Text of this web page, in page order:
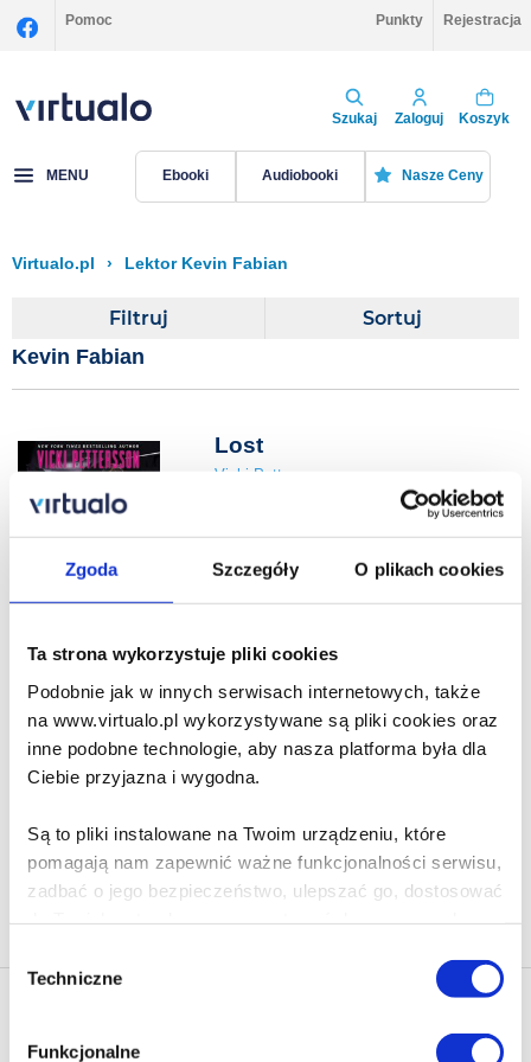
Zgoda Szczegóły O plikach cookies
Ta strona wykorzystuje pliki cookies
Podobnie jak w innych serwisach internetowych, także
na www.virtualo.pl wykorzystywane są pliki cookies oraz
inne podobne technologie, aby nasza platforma była dla
Ciebie przyjazna i wygodna.
Są to pliki instalowane na Twoim urządzeniu, które
pomagają nam zapewnić ważne funkcjonalności serwisu,
zadbać o jego bezpieczeństwo, ulepszać go, dostosować
Poza plikami, które są nam niezbędne do prawidłowego
i bezpiecznego działania serwisu - są także takie, które
zgody
Techniczne
Funkcjonalne
Pomoc Punkty Rejestracja
Szukaj Zaloguj Koszyk
MENU Ebooki Audiobooki Nasze Ceny
Virtualo.pl › Lektor Kevin Fabian
Filtruj Sortuj
Kevin Fabian
Lost
Vicki Pettersson
132.90 zł
Do koszyka Na prezent
The Taken
Vicki Pettersson
76.99 zł
Do koszyka
Na stronie 40
Klikając ZAPISZ SIĘ, zgadzasz się na otrzymywanie informacji